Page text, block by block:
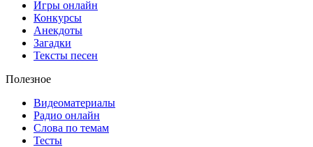
Игры онлайн
Конкурсы
Анекдоты
Загадки
Тексты песен
Полезное
Видеоматериалы
Радио онлайн
Слова по темам
Тесты